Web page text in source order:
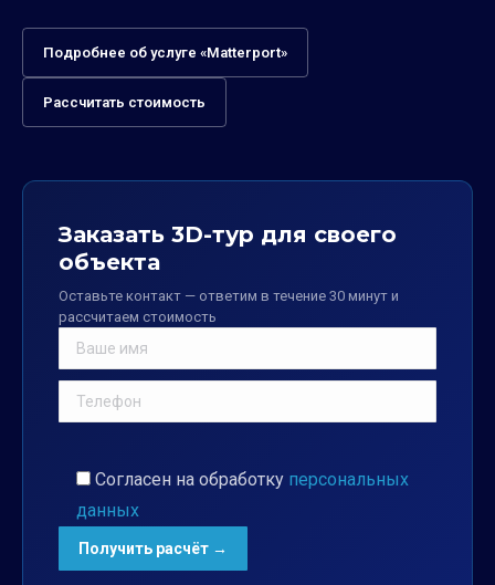
Подробнее об услуге «Matterport»
Рассчитать стоимость
Заказать 3D-тур для своего
объекта
Оставьте контакт — ответим в течение 30 минут и
рассчитаем стоимость
Согласен на обработку персональных
данных